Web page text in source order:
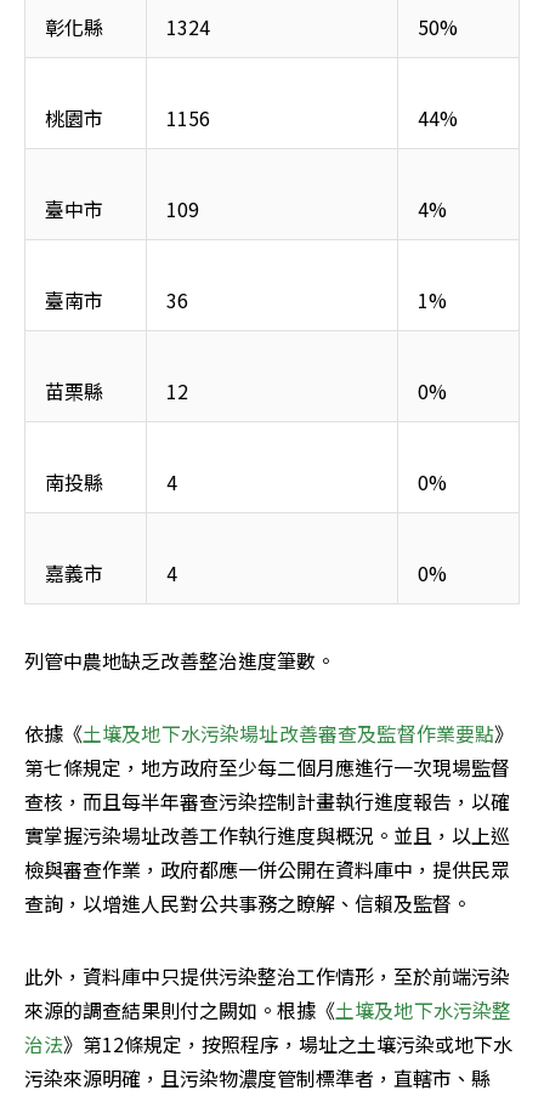
彰化縣 1324 50%
桃園市 1156 44%
臺中市 109 4%
臺南市 36 1%
苗栗縣 12 0%
南投縣 4 0%
嘉義市 4 0%
列管中農地缺乏改善整治進度筆數。
依據《土壤及地下水污染場址改善審查及監督作業要點》
第七條規定，地方政府至少每二個月應進行一次現場監督
查核，而且每半年審查污染控制計畫執行進度報告，以確
實掌握污染場址改善工作執行進度與概況。並且，以上巡
檢與審查作業，政府都應一併公開在資料庫中，提供民眾
查詢，以增進人民對公共事務之瞭解、信賴及監督。
此外，資料庫中只提供污染整治工作情形，至於前端污染
來源的調查結果則付之闕如。根據《土壤及地下水污染整
治法》第12條規定，按照程序，場址之土壤污染或地下水
污染來源明確，且污染物濃度管制標準者，直轄市、縣